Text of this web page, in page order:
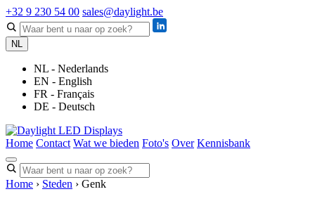
+32 9 230 54 00 sales@daylight.be
NL
NL - Nederlands
EN - English
FR - Français
DE - Deutsch
Home Contact Wat we bieden Foto's Over Kennisbank
Home › Steden › Genk